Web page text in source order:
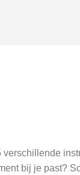
bij je past?